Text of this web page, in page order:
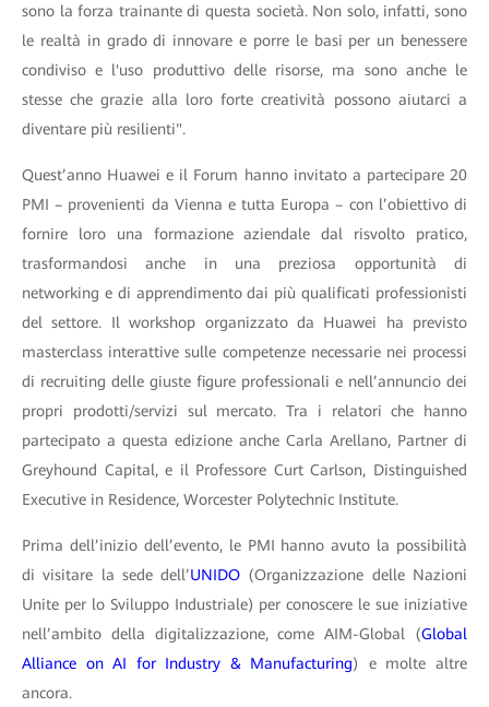
sono la forza trainante di questa società. Non solo, infatti, sono
le realtà in grado di innovare e porre le basi per un benessere
condiviso e l'uso produttivo delle risorse, ma sono anche le
stesse che grazie alla loro forte creatività possono aiutarci a
diventare più resilienti".
Quest’anno Huawei e il Forum hanno invitato a partecipare 20
PMI – provenienti da Vienna e tutta Europa – con l’obiettivo di
fornire loro una formazione aziendale dal risvolto pratico,
trasformandosi anche in una preziosa opportunità di
networking e di apprendimento dai più qualificati professionisti
del settore. Il workshop organizzato da Huawei ha previsto
masterclass interattive sulle competenze necessarie nei processi
di recruiting delle giuste figure professionali e nell’annuncio dei
propri prodotti/servizi sul mercato. Tra i relatori che hanno
partecipato a questa edizione anche Carla Arellano, Partner di
Greyhound Capital, e il Professore Curt Carlson, Distinguished
Executive in Residence, Worcester Polytechnic Institute.
Prima dell’inizio dell’evento, le PMI hanno avuto la possibilità
di visitare la sede dell’UNIDO (Organizzazione delle Nazioni
Unite per lo Sviluppo Industriale) per conoscere le sue iniziative
nell’ambito della digitalizzazione, come AIM-Global (Global
Alliance on AI for Industry & Manufacturing) e molte altre
ancora.